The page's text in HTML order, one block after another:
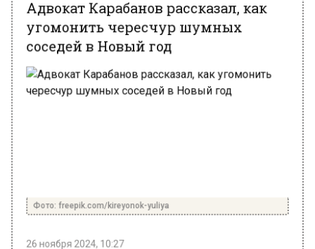
соседей в Новый год
26 ноября 2024, 10:27
Новогодние праздники — не только повод